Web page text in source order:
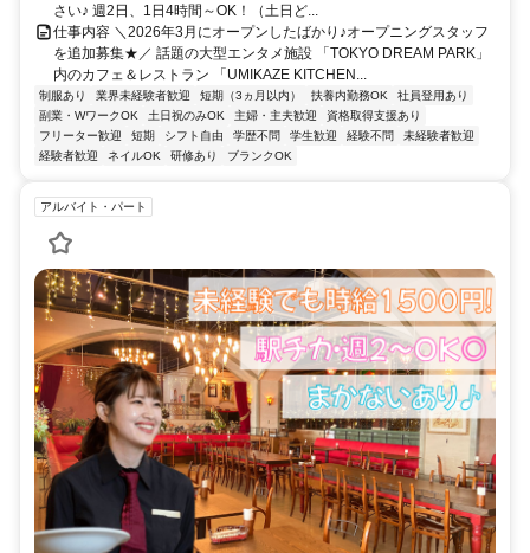
さい♪ 週2日、1日4時間～OK！（土日ど...
仕事内容 ＼2026年3月にオープンしたばかり♪オープニングスタッフ
を追加募集★／ 話題の大型エンタメ施設 「TOKYO DREAM PARK」
内のカフェ＆レストラン 「UMIKAZE KITCHEN...
制服あり 業界未経験者歓迎 短期（3ヵ月以内） 扶養内勤務OK
社員登用あり
副業・WワークOK
土日祝のみOK 主婦・主夫歓迎
資格取得支援あり
フリーター歓迎
短期 シフト自由 学歴不問 学生歓迎 経験不問
未経験者歓迎
経験者歓迎
ネイルOK 研修あり ブランクOK
アルバイト・パート